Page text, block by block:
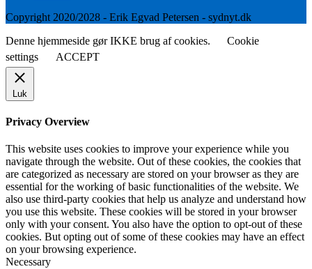
Copyright 2020/2028 - Erik Egvad Petersen - sydnyt.dk
Denne hjemmeside gør IKKE brug af cookies.
Cookie
settings
ACCEPT
Luk
Privacy Overview
This website uses cookies to improve your experience while you
navigate through the website. Out of these cookies, the cookies that
are categorized as necessary are stored on your browser as they are
essential for the working of basic functionalities of the website. We
also use third-party cookies that help us analyze and understand how
you use this website. These cookies will be stored in your browser
only with your consent. You also have the option to opt-out of these
cookies. But opting out of some of these cookies may have an effect
on your browsing experience.
Necessary